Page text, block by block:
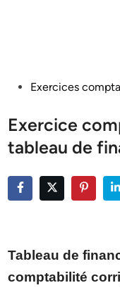
PostedExercices
Exercice
tableau de
Tableau de
comptabilité